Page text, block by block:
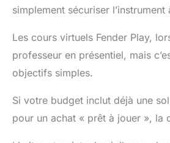
simplement sécuriser l’instrument
Les cours virtuels Fender Play,
professeur en présentiel, mais
objectifs simples.
Si votre budget inclut déjà une
pour un achat « prêt à jouer », la